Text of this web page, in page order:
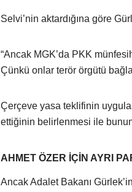
Selvi’nin aktardığına göre
“Ancak MGK’da PKK
Çünkü onlar terör örgütü
Çerçeve yasa teklifinin
ettiğinin belirlenmesi ile
AHMET ÖZER İÇİN AYRI
Ancak Adalet Bakanı